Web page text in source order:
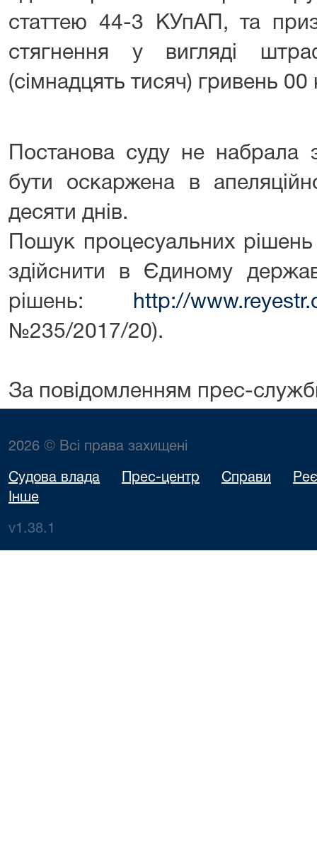
статтею 44-3 КУпАП, та
стягнення у вигляді
(сімнадцять тисяч) гривень 00
Постанова суду не набрала
бути оскаржена в
десяти днів.
Пошук процесуальних
здійснити в Єдиному
рішень:
http://
№235/2017/20).
За повідомленням прес-
2026 © Всі права захищені
Судова влада Прес-центр Справи
Інше
v1.38.1